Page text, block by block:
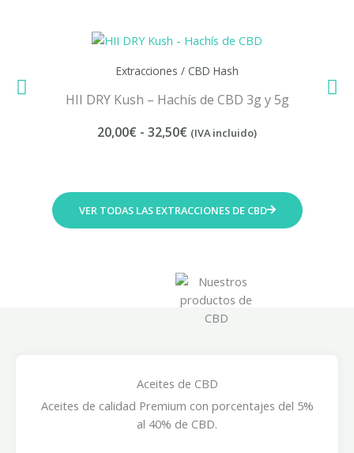
Extracciones / CBD Hash
HII DRY Kush – Hachís de CBD 3g y 5g
20,00€ - 32,50€ R
o
r
e
:
d
e
(IVA incluido)
VER TODAS LAS EXTRACCIONES DE CBD
Aceites de CBD
Aceites de calidad Premium con porcentajes del 5%
al 40% de CBD.